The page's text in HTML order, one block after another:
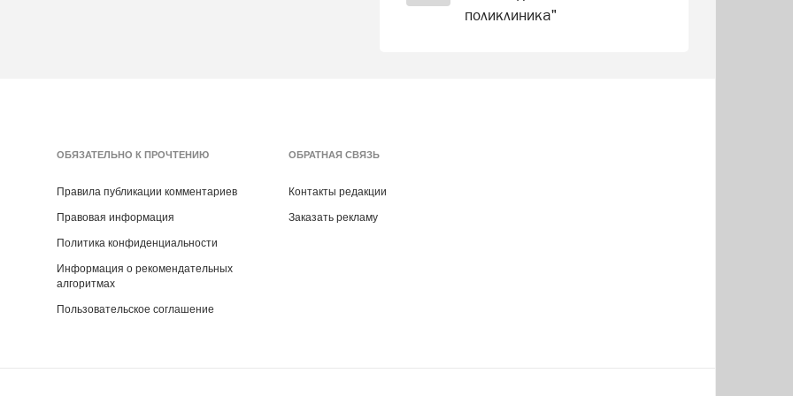
поликлиника"
ОБЯЗАТЕЛЬНО К ПРОЧТЕНИЮ
Правила публикации комментариев
Правовая информация
Политика конфиденциальности
Информация о рекомендательных
алгоритмах
Пользовательское соглашение
ОБРАТНАЯ СВЯЗЬ
Контакты редакции
Заказать рекламу